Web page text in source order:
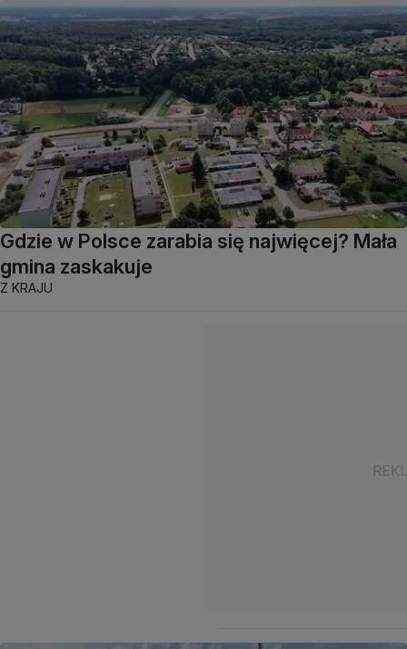
Gdzie w Polsce zarabia się najwięcej? Mała
gmina zaskakuje
Z KRAJU